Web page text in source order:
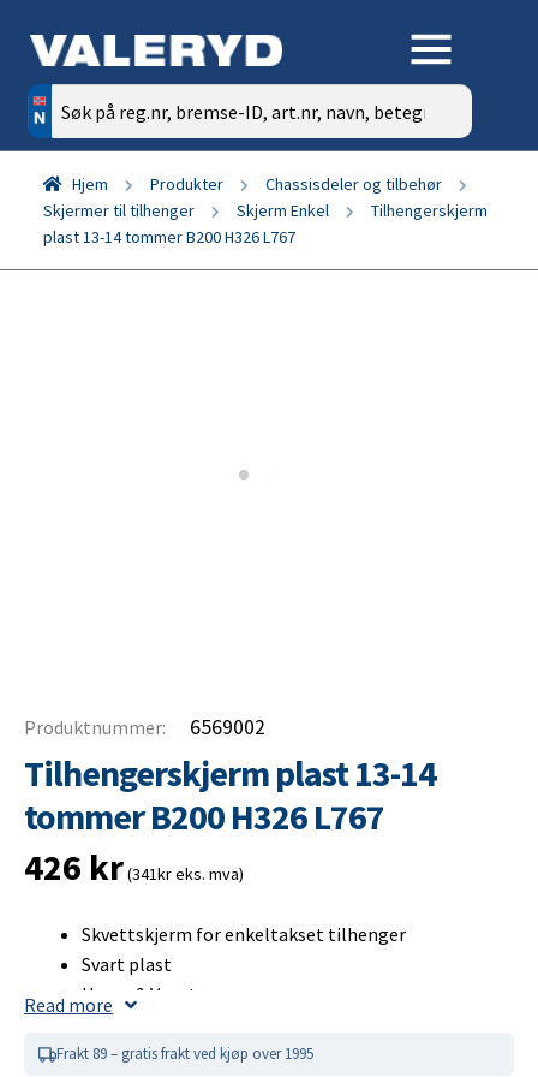
Søk
etter:
Hjem Produkter
Chassisdeler og tilbehør
Skjermer til tilhenger
Skjerm Enkel
Tilhengerskjerm
plast 13-14 tommer B200 H326 L767
Produktnummer: 6569002
Tilhengerskjerm plast 13-14
tommer B200 H326 L767
426 kr(341kr eks. mva)
Skvettskjerm for enkeltakset tilhenger
Svart plast
Høyre & Venstre
Lengde: 767 mm
Read more
Frakt 89 – gratis frakt ved kjøp over 1995